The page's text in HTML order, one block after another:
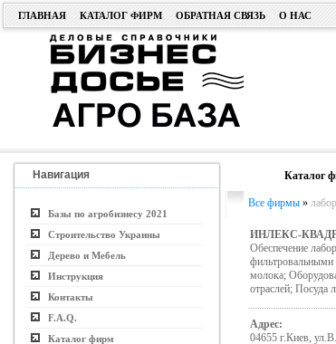
ГЛАВНАЯ КАТАЛОГ ФИРМ ОБРАТНАЯ СВЯЗЬ О НАС
Навигация
Базы по агробизнесу 2021
Строительство Украины
Дерево и Мебель
Инструкция
Контакты
F.A.Q.
Каталог фирм
Каталог
Все фирмы»
ИНЛЕКС-
Обеспечение
фильтровальными
молока;
отраслей; Посуда
Адрес:
04655 г.Киев,